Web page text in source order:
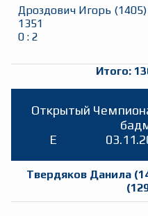
Дроздович Игорь (1405)
1351
0 : 2
Итого:
Открытый
E
Твердяков Данила (
(